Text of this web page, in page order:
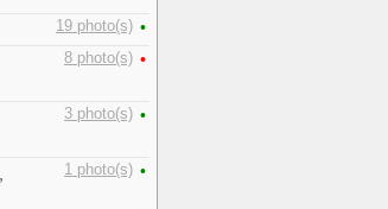
19 photo(s) •
8 photo(s) •
3 photo(s) •
1 photo(s) •